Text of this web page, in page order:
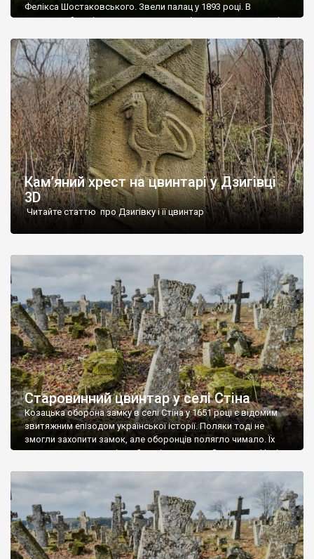
Фелікса Шостаковського. Звели палац у 1893 році. В
радянський період у ньому спочатку містилася школа, потім
століття тут розмістили туберкульозну лікарню. Коли із
палацу виїхала лікарня – ми точно не […]
Кам’яний хрест на цвинтарі у Дзигівці
3D
Читайте статтю про Дзигівку і її цвинтар
Старовинний цвинтар у селі Стіна
Козацька оборона замку в селі Стіна у 1651 році є відомим
звитяжним епізодом української історії. Поляки тоді не
змогли захопити замок, але оборонців полягло чимало. Їх
поховали на цвинтарі, який тоді називався Замковим. Нині на
ньому чимало хрестів 19 століття, є такі, де епітафії стер […]